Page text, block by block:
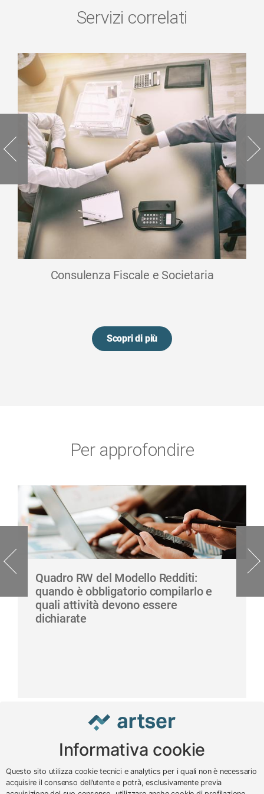
Servizi correlati
Consulenza Fiscale e Societaria
Scopri di più
Per approfondire
Quadro RW del Modello Redditi:
quando è obbligatorio compilarlo e
quali attività devono essere
dichiarate
Informativa cookie
Questo sito utilizza cookie tecnici e analytics per i quali non è necessario
acquisire il consenso dell’utente e potrà, esclusivamente previa